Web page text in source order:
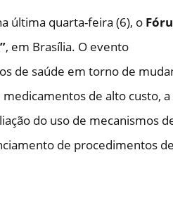
última quarta-feira (6), o
, em Brasília. O evento
de saúde em torno de
de alto custo, a
do uso de mecanismos
de procedimentos